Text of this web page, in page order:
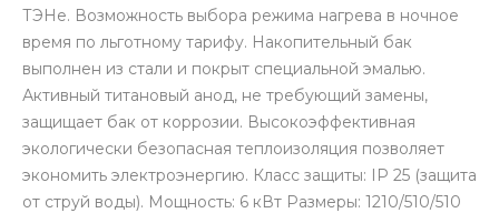
ТЭНе. Возможность выбора режима нагрева в ночное
время по льготному тарифу. Накопительный бак
выполнен из стали и покрыт специальной эмалью.
Активный титановый анод, не требующий замены,
защищает бак от коррозии. Высокоэффективная
экологически безопасная теплоизоляция позволяет
экономить электроэнергию. Класс защиты: IP 25 (защита
от струй воды). Мощность: 6 кВт Размеры: 1210/510/510